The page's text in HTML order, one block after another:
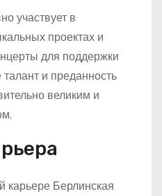
участвует в
проектах и
для поддержки
и преданность
великим и
карьере Берлинская